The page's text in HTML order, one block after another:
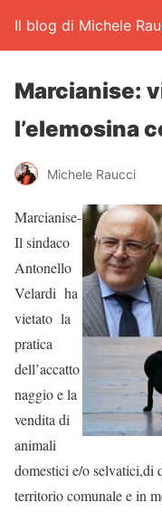
Il blog di Michele
Marcianise:
l’elemosina
Michele Raucci
Marcianise-
Il sindaco
Antonello
Velardi ha
vietato la
pratica
dell’accatto
naggio e la
vendita di
animali
domestici e/o selvatici,di
territorio comunale e in